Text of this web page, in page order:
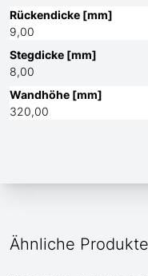
Rückendicke [mm]
9,00
Stegdicke [mm]
8,00
Wandhöhe [mm]
320,00
Ähnliche Produkte